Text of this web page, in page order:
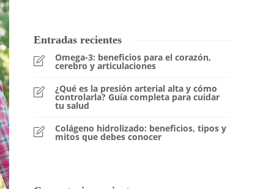
Entradas recientes
Omega-3: beneficios para el corazón,
cerebro y articulaciones
¿Qué es la presión arterial alta y cómo
controlarla? Guía completa para cuidar
tu salud
Colágeno hidrolizado: beneficios, tipos y
mitos que debes conocer